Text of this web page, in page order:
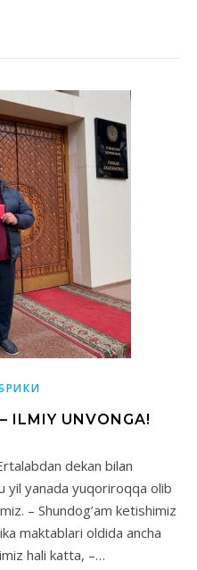
ILMIY UNVONGA!
yil yanada yuqoriroqqa olib
– Shundog’am ketishimiz
maktablari oldida ancha
hali katta, –…